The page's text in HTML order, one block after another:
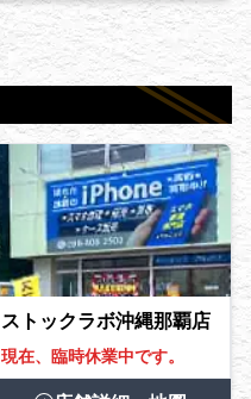
ストックラボ沖縄那覇店
現在、臨時休業中です。